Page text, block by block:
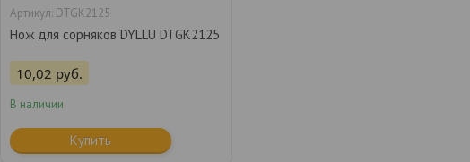
DTGK2125
Нож для сорняков DYLLU DTGK2125
10,02 руб.
В наличии
Купить